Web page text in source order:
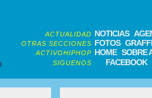
ACTUALIDAD NOTICIAS
OTRAS SECCIONES FOTOS
ACTIVOHIPHOP HOME SOBRE
SIGUENOS FACEBOOK